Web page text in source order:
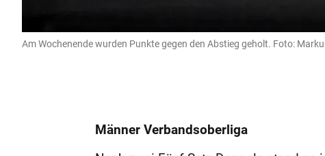
Am Wochenende wurden Punkte gegen den Abstieg geholt. Foto:
Männer Verbandsoberliga